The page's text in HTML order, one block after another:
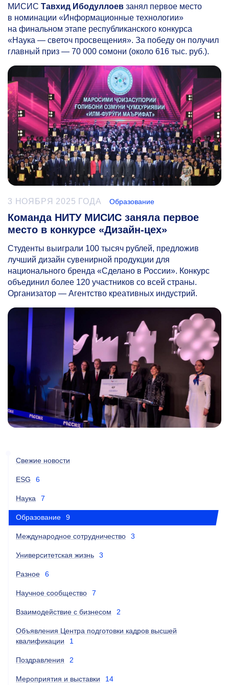
МИСИС Тавхид Ибодуллоев занял первое место
в номинации «Информационные технологии»
на финальном этапе республиканского конкурса
«Наука — светоч просвещения». За победу он получил
главный приз — 70 000 сомони (около 616 тыс. руб.).
3 НОЯБРЯ 2025 ГОДА Образование
Команда НИТУ МИСИС заняла первое
место в конкурсе «Дизайн-цех»
Студенты выиграли 100 тысяч рублей, предложив
лучший дизайн сувенирной продукции для
национального бренда «Сделано в России». Конкурс
объединил более 120 участников со всей страны.
Организатор — Агентство креативных индустрий.
Свежие новости
ESG 6
Наука 7
Образование 9
Международное сотрудничество 3
Университетская жизнь 3
Разное 6
Научное сообщество 7
Взаимодействие с бизнесом 2
Объявления Центра подготовки кадров высшей
квалификации
1
Поздравления 2
Мероприятия и выставки 14